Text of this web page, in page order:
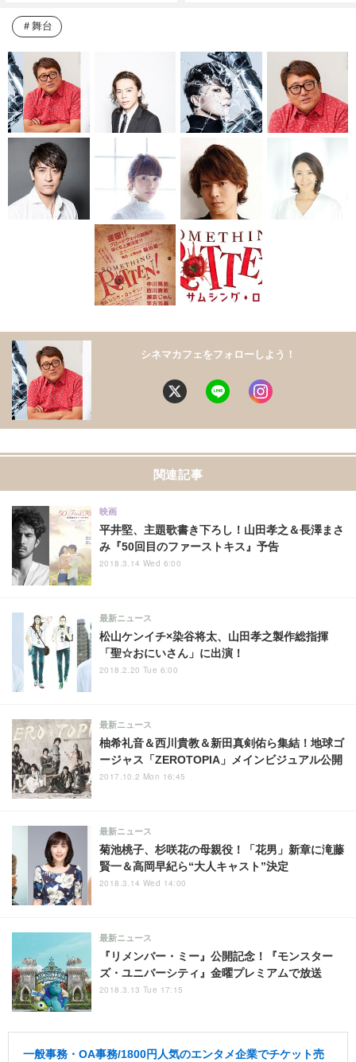
舞台
シネマカフェをフォローしよう！
関連記事
平井堅、主題歌書き下ろし！山田孝之＆長澤まさ
み『50回目のファーストキス』予告
映画
2018.3.14 Wed 6:00
松山ケンイチ×染谷将太、山田孝之製作総指揮
「聖☆おにいさん」に出演！
最新ニュース
2018.2.20 Tue 6:00
柚希礼音＆西川貴教＆新田真剣佑ら集結！地球ゴ
ージャス「ZEROTOPIA」メインビジュアル公開
最新ニュース
2017.10.2 Mon 16:45
菊池桃子、杉咲花の母親役！「花男」新章に滝藤
賢一＆高岡早紀ら“大人キャスト”決定
最新ニュース
2018.3.14 Wed 14:00
『リメンバー・ミー』公開記念！『モンスター
ズ・ユニバーシティ』金曜プレミアムで放送
最新ニュース
2018.3.13 Tue 17:15
一般事務・OA事務/1800円人気のエンタメ企業でチケット売